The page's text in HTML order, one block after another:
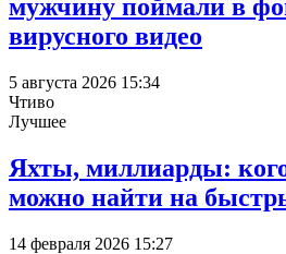
мужчину поймали в
вирусного видео
5 августа 2026 15:34
Чтиво
Лучшее
Яхты, миллиарды:
можно найти на
14 февраля 2026 15:27